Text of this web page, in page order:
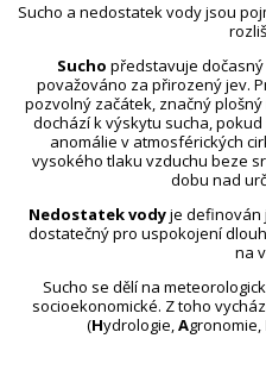
Sucho a nedostatek vody jsou
Sucho představuje
považováno za přirozený jev.
pozvolný začátek, značný
dochází k výskytu sucha,
anomálie v atmosférických
vysokého tlaku vzduchu beze
dobu nad
Nedostatek vodyje definován
dostatečný pro uspokojení
na
Sucho se dělí na
socioekonomické. Z toho
(Hydrologie,Agronomie,